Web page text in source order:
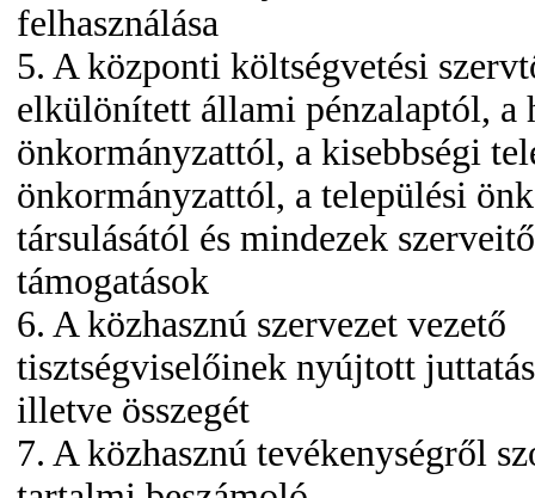
felhasználása
5. A központi költségvetési
elkülönített állami pénzalaptól, a
önkormányzattól, a kisebbségi
önkormányzattól, a települési
társulásától és mindezek
támogatások
6. A közhasznú szervezet vezető
tisztségviselőinek nyújtott
illetve összegét
7. A közhasznú tevékenységről